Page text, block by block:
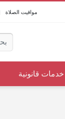
مواقيت الصلاة
خدمات قانونية